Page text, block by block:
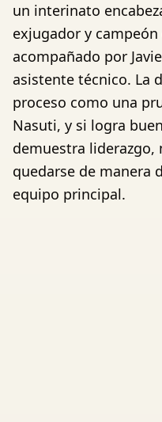
un interinato
exjugador y
acompañado por
asistente técnico. La
proceso como una
Nasuti, y si logra
demuestra liderazgo,
quedarse de manera
equipo principal.